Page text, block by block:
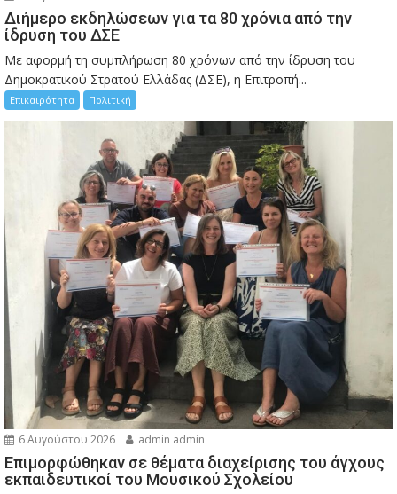
Διήμερο εκδηλώσεων για τα 80 χρόνια από την
ίδρυση του ΔΣΕ
Με αφορμή τη συμπλήρωση 80 χρόνων από την ίδρυση του
Δημοκρατικού Στρατού Ελλάδας (ΔΣΕ), η Επιτροπή...
Επικαιρότητα Πολιτική
6 Αυγούστου 2026 admin admin
Eπιμορφώθηκαν σε θέματα διαχείρισης του άγχους
εκπαιδευτικοί του Μουσικού Σχολείου